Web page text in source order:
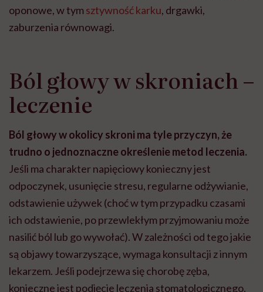
oponowe, w tymsztywność karku, drgawki,
zaburzenia równowagi.
Ból głowy w skroniach –
leczenie
Ból głowy w okolicy skroni ma tyle przyczyn, że
trudno o jednoznaczne określenie metod leczenia.
Jeśli ma charakter napięciowy konieczny jest
odpoczynek, usunięcie stresu, regularne odżywianie,
odstawienie używek (choć w tym przypadku czasami
ich odstawienie, po przewlekłym przyjmowaniu może
nasilić ból lub go wywołać). W zależności od tego jakie
są objawy towarzyszące, wymaga konsultacji z innym
lekarzem. Jeśli podejrzewa się chorobę zęba,
konieczne jest podjęcie leczenia stomatologicznego.